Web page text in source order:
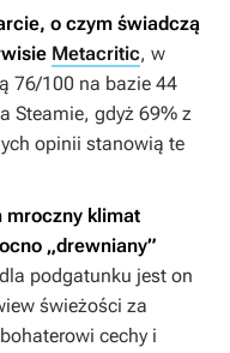
o czym świadczą
Metacritic, w
76/100 na bazie 44
Steamie, gdyż 69% z
opinii stanowią te
mroczny klimat
„drewniany”
podgatunku jest on
świeżości za
cechy i